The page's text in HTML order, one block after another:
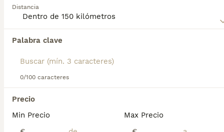
Distancia
Palabra clave
0/100 caracteres
Precio
Min Precio
Max Precio
Si deseas exactamente esta búsqueda guarda tu
Preguntas frecuentes